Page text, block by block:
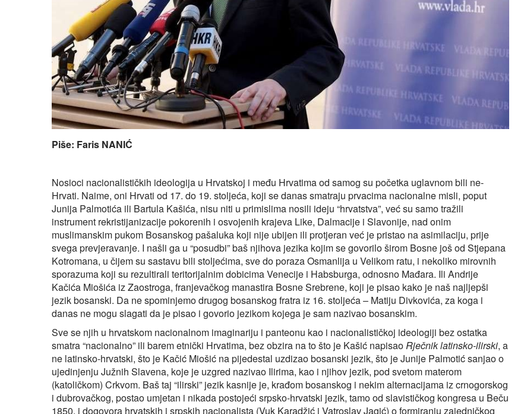
Piše: Faris NANIĆ
Nosioci nacionalističkih ideologija u Hrvatskoj i među Hrvatima od samog su početka uglavnom bili ne-
Hrvati. Naime, oni Hrvati od 17. do 19. stoljeća, koji se danas smatraju prvacima nacionalne misli, poput
Junija Palmotića ili Bartula Kašića, nisu niti u primislima nosili ideju “hrvatstva”, već su samo tražili
instrument rekristijanizacije pokorenih i osvojenih krajeva Like, Dalmacije i Slavonije, nad onim
muslimanskim pukom Bosanskog pašaluka koji nije ubijen ili protjeran već je pristao na asimilaciju, prije
svega prevjeravanje. I našli ga u “posudbi” baš njihova jezika kojim se govorilo širom Bosne još od Stjepana
Kotromana, u čijem su sastavu bili stoljećima, sve do poraza Osmanlija u Velikom ratu, i nekoliko mirovnih
sporazuma koji su rezultirali teritorijalnim dobicima Venecije i Habsburga, odnosno Mađara. Ili Andrije
Kačića Miošića iz Zaostroga, franjevačkog manastira Bosne Srebrene, koji je pisao kako je naš najljepši
jezik bosanski. Da ne spominjemo drugog bosanskog fratra iz 16. stoljeća – Matiju Divkovića, za koga i
danas ne mogu slagati da je pisao i govorio jezikom kojega je sam nazivao bosanskim.
Sve se njih u hrvatskom nacionalnom imaginariju i panteonu kao i nacionalističkoj ideologiji bez ostatka
smatra “nacionalno” ili barem etnički Hrvatima, bez obzira na to što je Kašić napisaoRječnik latinsko-ilirski, a
ne latinsko-hrvatski, što je Kačić Miošić na pijedestal uzdizao bosanski jezik, što je Junije Palmotić sanjao o
ujedinjenju Južnih Slavena, koje je uzgred nazivao Ilirima, kao i njihov jezik, pod svetom materom
(katoličkom) Crkvom. Baš taj “ilirski” jezik kasnije je, krađom bosanskog i nekim alternacijama iz crnogorskog
i dubrovačkog, postao umjetan i nikada postojeći srpsko-hrvatski jezik, tamo od slavističkog kongresa u Beču
1850. i dogovora hrvatskih i srpskih nacionalista (Vuk Karadžić i Vatroslav Jagić) o formiranju zajedničkog